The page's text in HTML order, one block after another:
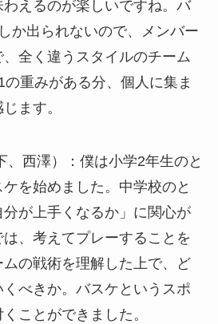
えるのが楽しいですね。バ
か出られないので、メンバー
全く違うスタイルのチーム
重みがある分、個人に集ま
ます。
、西澤）：僕は小学2年生のと
を始めました。中学校のと
が上手くなるか」に関心が
、考えてプレーすることを
の戦術を理解した上で、ど
べきか。バスケというスポ
ことができました。